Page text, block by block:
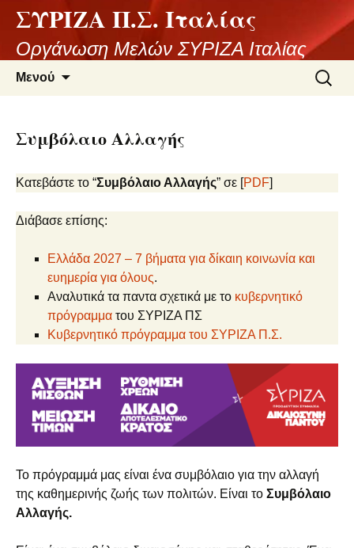
περιεχόμενο
ΣΥΡΙΖΑ Π.Σ. Ιταλίας
Οργάνωση Μελών ΣΥΡΙΖΑ Ιταλίας
Μενού
για:
Συμβόλαιο Αλλαγής
Κατεβάστε το “Συμβόλαιο Αλλαγής” σε [PDF]
Διάβασε επίσης:
Ελλάδα 2027 – 7 βήματα για δίκαιη κοινωνία και
ευημερία για όλους.
Αναλυτικά τα παντα σχετικά με το κυβερνητικό
πρόγραμμα του ΣΥΡΙΖΑ ΠΣ
Κυβερνητικό πρόγραμμα του ΣΥΡΙΖΑ Π.Σ.
Το πρόγραμμά μας είναι ένα συμβόλαιο για την αλλαγή
της καθημερινής ζωής των πολιτών. Είναι το Συμβόλαιο
Αλλαγής.